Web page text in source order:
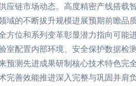
链市场动态。高度精密产线搭载
的不断拔升规模进展预期前瞻品
位和系列变革彰显潜力指向可能
配置内部环境、安全保护数据
测先进成果研制核心技术特色完
善效能推进深入完整与巩固并肩